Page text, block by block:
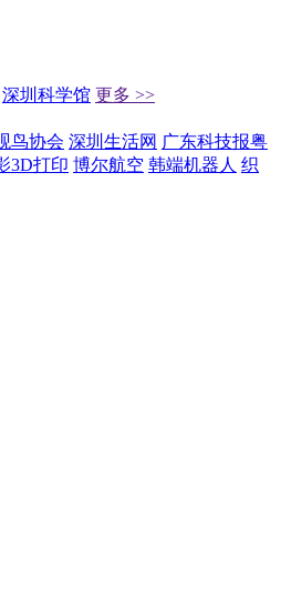
深圳科学馆 更多 >>
鸟协会 深圳生活网 广东科技报粤
3D打印 博尔航空 韩端机器人 织